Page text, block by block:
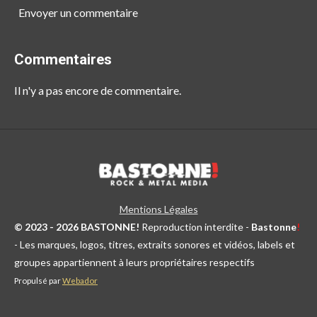
Envoyer un commentaire
Commentaires
Il n'y a pas encore de commentaire.
Mentions Légales
© 2023 - 2026 BASTONNE! Reproduction interdite - Bastonne!
- Les marques, logos, titres, extraits sonores et vidéos, labels et
groupes appartiennent à leurs propriétaires respectifs
Propulsé parWebador